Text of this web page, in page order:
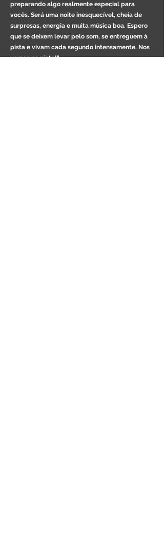
preparando algo realmente especial para
vocês. Será uma noite inesquecível, cheia de
surpresas, energia e muita música boa. Espero
que se deixem levar pelo som, se entreguem à
pista e vivam cada segundo intensamente. Nos
vemos na pista!"